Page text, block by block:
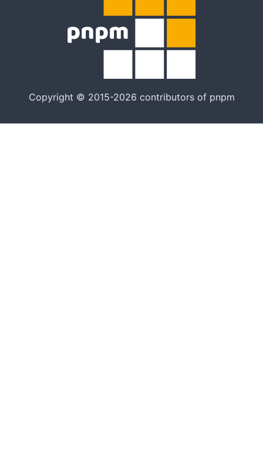
Copyright © 2015-2026 contributors of pnpm